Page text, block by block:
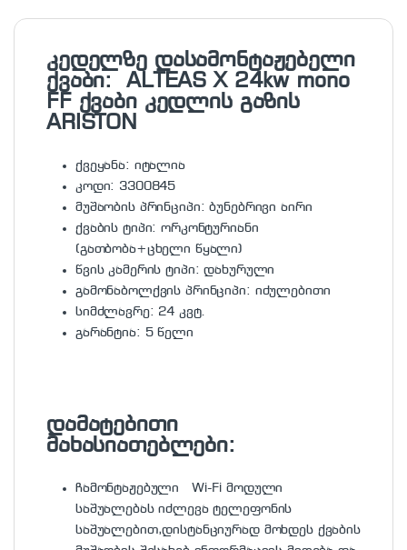
კედელზე დასამონტაჟებელი
ქვაბი:ALTEAS X 24kw mono
FF ქვაბი კედლის გაზის
ARISTON
ქვეყანა: იტალია
კოდი: 3300845
მუშაობის პრინციპი: ბუნებრივი აირი
ქვაბის ტიპი: ორკონტურიანი
(გათბობა+ცხელი წყალი)
წვის კამერის ტიპი: დახურული
გამონაბოლქვის პრინციპი: იძულებითი
სიმძლავრე: 24 კვტ.
გარანტია: 5 წელი
დამატებითი
მახასიათებლები:
ჩამონტაჟებული Wi-Fi მოდული
საშუალებას იძლევა ტელეფონის
საშუალებით,დისტანციურად მოხდეს ქვაბის